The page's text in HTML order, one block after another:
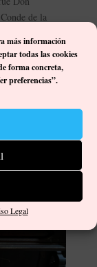
más información
todas las cookies
forma concreta,
preferencias”.
Legal
de la